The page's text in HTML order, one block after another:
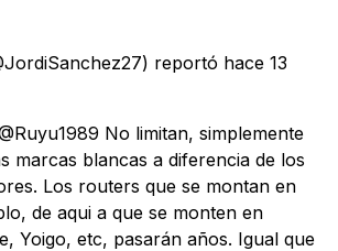
reportó hace 13
No limitan, simplemente
marcas blancas a diferencia de los
Los routers que se montan en
de aqui a que se monten en
Yoigo, etc, pasarán años. Igual que